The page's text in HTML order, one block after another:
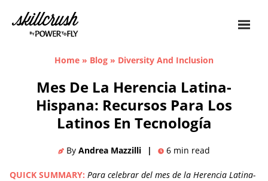
Skillcrush
Home » Blog » Diversity And Inclusion
Mes De La Herencia Latina-
Hispana: Recursos Para Los
Latinos En Tecnología
By Andrea Mazzilli | 6 min read
QUICK SUMMARY: Para celebrar del mes de la Herencia Latina-